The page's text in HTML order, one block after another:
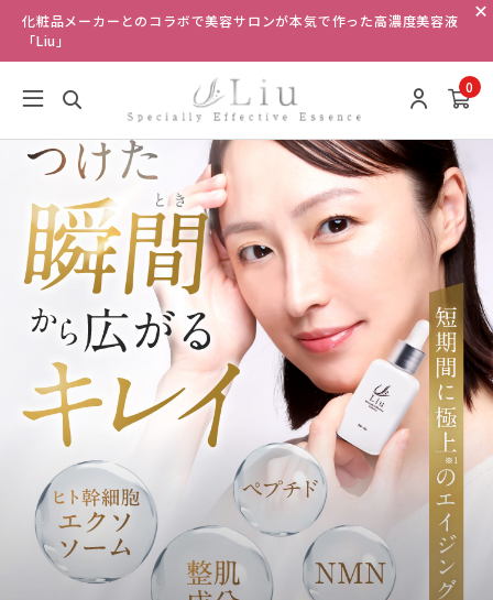
化粧品メーカーとのコラボで美容サロンが本気で作った高濃度美容液
「Liu」
0